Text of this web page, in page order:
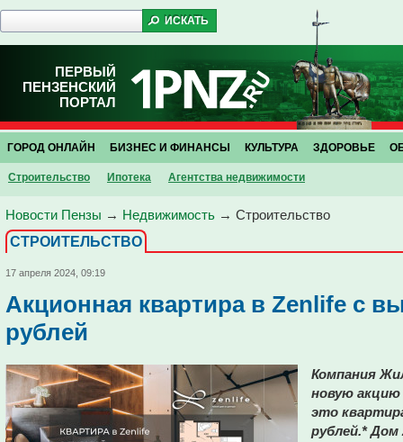
ПЕРВЫЙ
ПЕНЗЕНСКИЙ
ПОРТАЛ
ГОРОД ОНЛАЙН БИЗНЕС И ФИНАНСЫ КУЛЬТУРА ЗДОРОВЬЕ
Строительство Ипотека Агентства недвижимости
Новости Пензы → Недвижимость → Строительство
СТРОИТЕЛЬСТВО
17 апреля 2024, 09:19
Акционная квартира в Zenlife с
рублей
Компания
новую акцию
это
рублей.* Дом